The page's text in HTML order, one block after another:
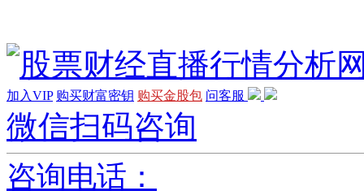
加入VIP 购买财富密钥 购买金股包 问客服
微信扫码咨询
咨询电话：